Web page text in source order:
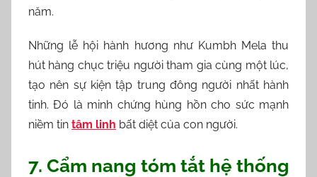
năm.
Những lễ hội hành hương như Kumbh Mela thu
hút hàng chục triệu người tham gia cùng một lúc,
tạo nên sự kiện tập trung đông người nhất hành
tinh. Đó là minh chứng hùng hồn cho sức mạnh
niềm tin tâm linh bất diệt của con người.
7. Cẩm nang tóm tắt hệ thống